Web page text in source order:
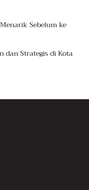
Sebelum ke
dan Strategis di Kota